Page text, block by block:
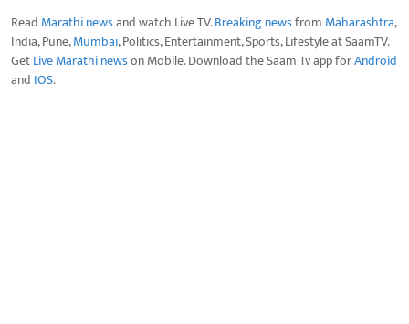
Read Marathi newsand watch Live TV.Breaking newsfrom Maharashtra,
India, Pune,Mumbai, Politics, Entertainment, Sports, Lifestyle at SaamTV.
GetLive Marathi newson Mobile. Download the Saam Tv app forAndroid
and IOS.